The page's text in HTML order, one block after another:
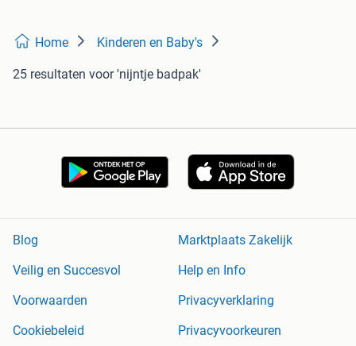
Home Kinderen en Baby's
25 resultaten voor 'nijntje badpak'
Blog
Marktplaats Zakelijk
Veilig en Succesvol
Help en Info
Voorwaarden
Privacyverklaring
Cookiebeleid
Privacyvoorkeuren